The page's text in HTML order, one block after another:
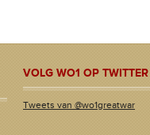
VOLG WO1 OP TWITTER
Tweets van @wo1greatwar